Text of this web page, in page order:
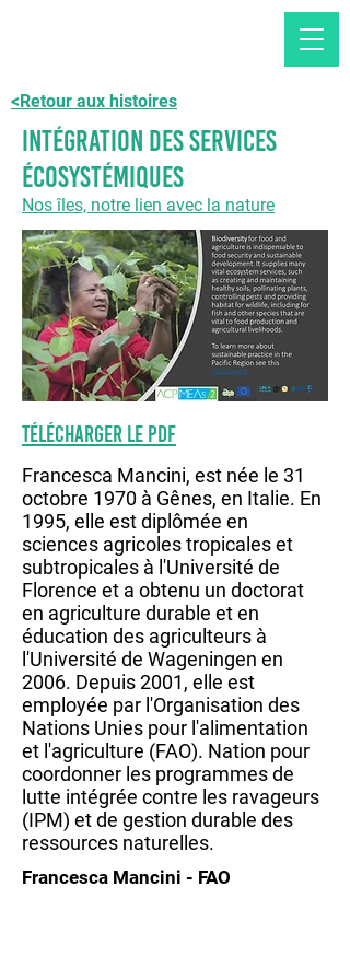
Francesca Mancini - FAO
<Retour aux histoires
Nos îles, notre lien avec la nature
Francesca Mancini, est née le 31
octobre 1970 à Gênes, en Italie. En
1995, elle est diplômée en
sciences agricoles tropicales et
subtropicales à l'Université de
Florence et a obtenu un doctorat
en agriculture durable et en
éducation des agriculteurs à
l'Université de Wageningen en
2006. Depuis 2001, elle est
employée par l'Organisation des
Nations Unies pour l'alimentation
et l'agriculture (FAO). Nation pour
coordonner les programmes de
lutte intégrée contre les ravageurs
(IPM) et de gestion durable des
ressources naturelles.
Intégration des services
écosystémiques
TÉLÉCHARGER LE PDF